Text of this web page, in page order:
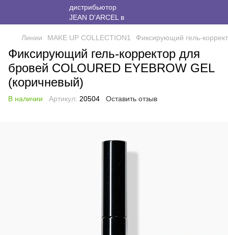
Линии MAKE UP COLLECTION1 Фиксирующий гель-
Фиксирующий гель-корректор для
бровей COLOURED EYEBROW GEL
(коричневый)
В наличии Артикул: 20504 Оставить отзыв